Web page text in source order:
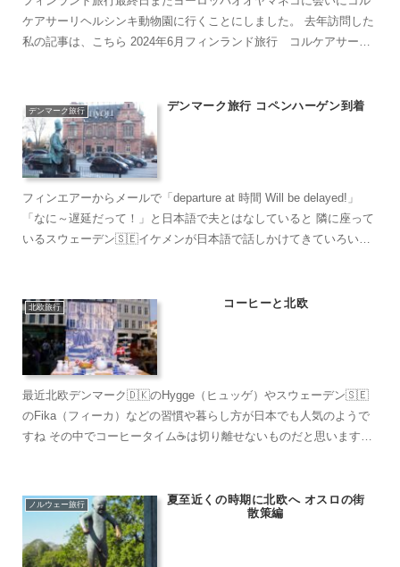
ケアサーリヘルシンキ動物園に行くことにしました。 去年訪問した
私の記事は、こちら 2024年6月フィンランド旅行 コルケアサーリ
デンマーク旅行 デンマーク旅行 コペンハーゲン到着
フィンエアーからメールで「departure at 時間 Will be delayed!」
「なに～遅延だって！」と日本語で夫とはなしていると 隣に座って
いるスウェーデン🇸🇪イケメンが日本語で話しかけてきていろいろ
北欧旅行 コーヒーと北欧
最近北欧デンマーク🇩🇰のHygge（ヒュッゲ）やスウェーデン🇸🇪
のFika（フィーカ）などの習慣や暮らし方が日本でも人気のようで
すね その中でコーヒータイム☕️は切り離せないものだと思います。
ノルウェー旅行
夏至近くの時期に北欧へ オスロの街
散策編